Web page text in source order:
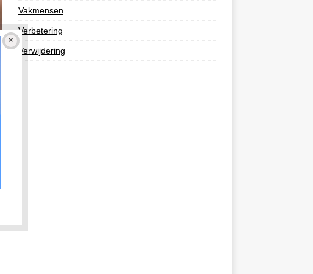
Vakmensen
Verbetering
Verwijdering